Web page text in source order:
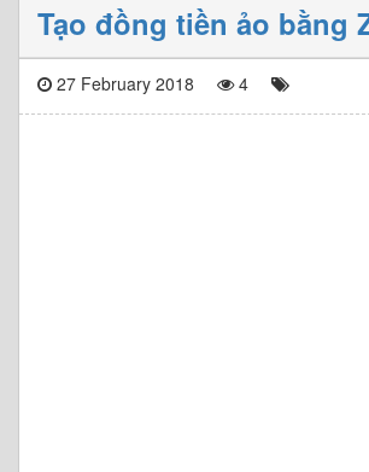
Tạo đồng tiền ảo bằng
27 February 2018 4